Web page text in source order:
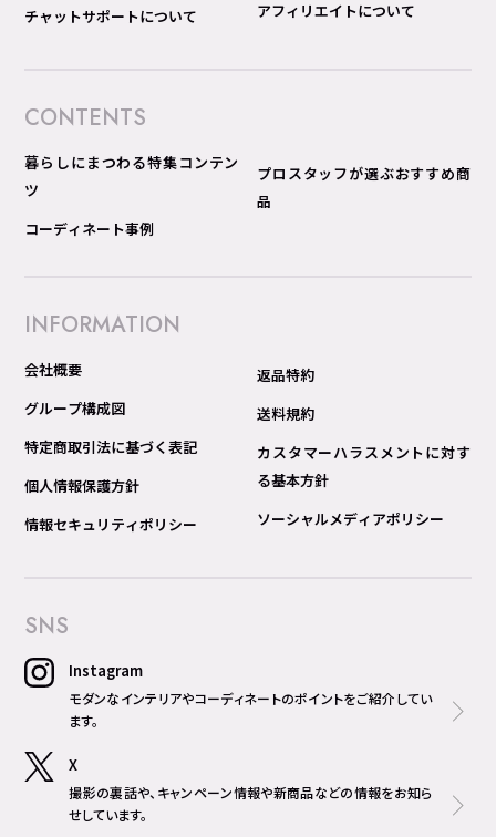
チャットサポートについて
アフィリエイトについて
CONTENTS
暮らしにまつわる特集コンテン
ツ
コーディネート事例
プロスタッフが選ぶおすすめ商
品
INFORMATION
会社概要
グループ構成図
特定商取引法に基づく表記
個人情報保護方針
情報セキュリティポリシー
返品特約
送料規約
カスタマーハラスメントに対す
る基本方針
ソーシャルメディアポリシー
SNS
Instagram
モダンなインテリアやコーディネートのポイントをご紹介してい
ます。
X
撮影の裏話や、キャンペーン情報や新商品などの情報をお知ら
せしています。